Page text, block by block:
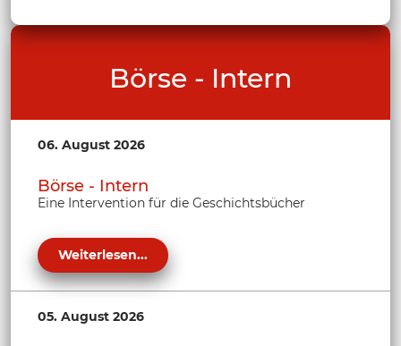
Börse - Intern
06. August 2026
Börse - Intern
Eine Intervention für die Geschichtsbücher
Weiterlesen...
05. August 2026